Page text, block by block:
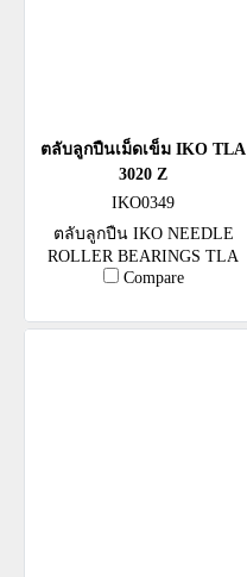
ตลับลูกปืนเม็ดเข็ม IKO TLA
3020 Z
IKO0349
ตลับลูกปืน IKO NEEDLE
ROLLER BEARINGS TLA
3020 Z
Compare